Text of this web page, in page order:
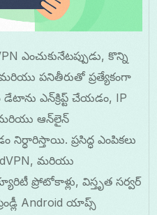
ఎంచుకునేటప్పుడు, కొన్ని
పనితీరుతో ప్రత్యేకంగా
ఎన్‌క్రిప్ట్ చేయడం, IP
ఆన్‌లైన్
ప్రసిద్ధ ఎంపికలు
మరియు
ప్రోటోకాళ్లు, విస్తృత సర్వర్
Android యాప్స్